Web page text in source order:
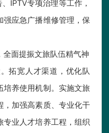
IPTV专项治理等工作，
强应急广播维修管理，保
全面提振文旅队伍精气神
拓宽人才渠道，优化队
培养使用机制。实施文旅
，加强高素质、专业化干
专业人才培养工程，组织